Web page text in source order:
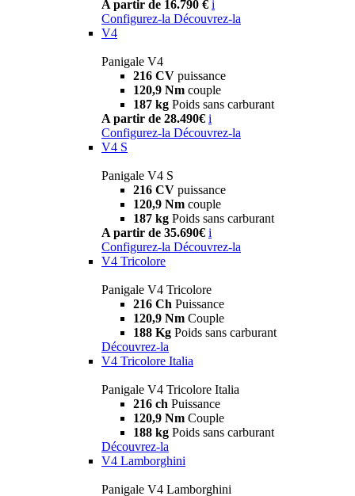
A partir de 16.790 € i
Configurez-la Découvrez-la
V4
Panigale V4
216 CV puissance
120,9 Nm couple
187 kg Poids sans carburant
A partir de 28.490€ i
Configurez-la Découvrez-la
V4 S
Panigale V4 S
216 CV puissance
120,9 Nm couple
187 kg Poids sans carburant
A partir de 35.690€ i
Configurez-la Découvrez-la
V4 Tricolore
Panigale V4 Tricolore
216 Ch Puissance
120,9 Nm Couple
188 Kg Poids sans carburant
Découvrez-la
V4 Tricolore Italia
Panigale V4 Tricolore Italia
216 ch Puissance
120,9 Nm Couple
188 kg Poids sans carburant
Découvrez-la
V4 Lamborghini
Panigale V4 Lamborghini